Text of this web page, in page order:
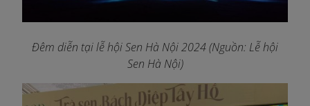
Đêm diễn tại lễ hội Sen Hà Nội 2024 (Nguồn: Lễ hội
Sen Hà Nội)